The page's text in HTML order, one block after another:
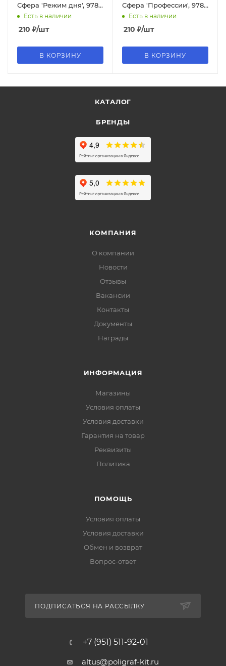
Сфера 'Режим дня', 978-
5-9715-0585-3
Есть в наличии
210 ₽/шт
В КОРЗИНУ
Сфера 'Профессии', 978-
5-9715-0535-8
Есть в наличии
210 ₽/шт
В КОРЗИНУ
КАТАЛОГ
БРЕНДЫ
КОМПАНИЯ
О компании
Новости
Отзывы
Вакансии
Контакты
Документы
Награды
ИНФОРМАЦИЯ
Магазины
Условия оплаты
Условия доставки
Гарантия на товар
Реквизиты
Политика
ПОМОЩЬ
Условия оплаты
Условия доставки
Обмен и возврат
Вопрос-ответ
ПОДПИСАТЬСЯ НА РАССЫЛКУ
+7 (951) 511-92-01
altus@poligraf-kit.ru